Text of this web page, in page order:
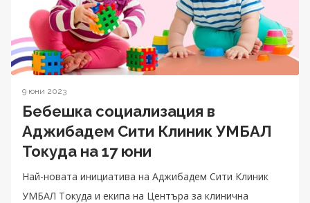
9 юни 2023
Бебешка социализация в
Аджибадем Сити Клиник УМБАЛ
Токуда на 17 юни
Най-новата инициатива на Аджибадем Сити Клиник
УМБАЛ Токуда и екипа на Центъра за клинична